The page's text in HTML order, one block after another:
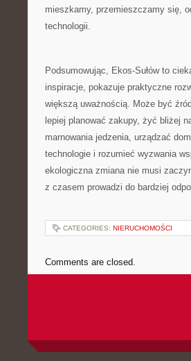
mieszkamy, przemieszczamy się,
technologii.
Podsumowując, Ekos-Sułów to
inspiracje, pokazuje praktyczne
większą uważnością. Może być
lepiej planować zakupy, żyć bliżej
marnowania jedzenia, urządzać
technologie i rozumieć wyzwania
ekologiczna zmiana nie musi
z czasem prowadzi do bardziej
CATEGORIES: NIERUCHOMOŚCI
Comments are closed.